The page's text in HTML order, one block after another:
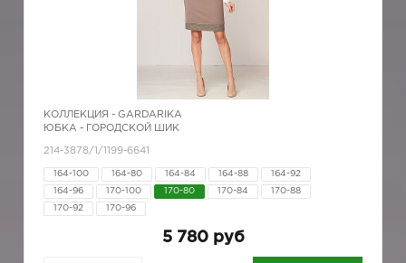
КОЛЛЕКЦИЯ - GARDARIKA
ЮБКА - ГОРОДСКОЙ ШИК
214-3878/1/1199-6641
164-100 164-80 164-84 164-88 164-92
164-96 170-100 170-80 170-84 170-88
170-92 170-96
5 780 руб